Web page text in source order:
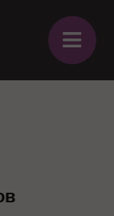
≡